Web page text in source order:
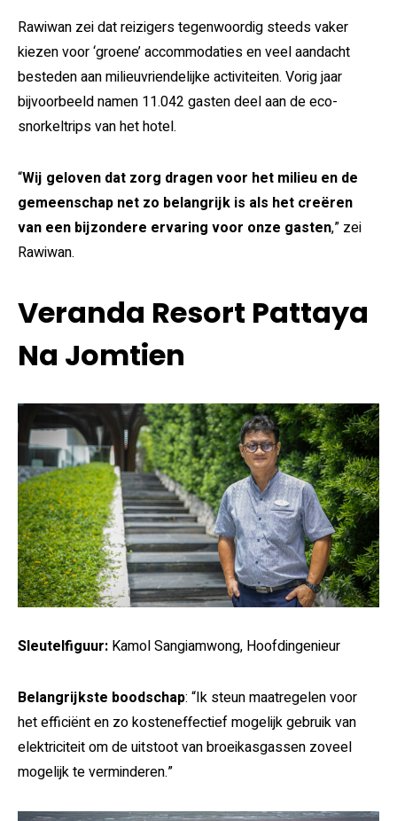
Rawiwan zei dat reizigers tegenwoordig steeds vaker
kiezen voor ‘groene’ accommodaties en veel aandacht
besteden aan milieuvriendelijke activiteiten. Vorig jaar
bijvoorbeeld namen 11.042 gasten deel aan de eco-
snorkeltrips van het hotel.
“Wij geloven dat zorg dragen voor het milieu en de
gemeenschap net zo belangrijk is als het creëren
van een bijzondere ervaring voor onze gasten,” zei
Rawiwan.
Veranda Resort Pattaya
Na Jomtien
Sleutelfiguur: Kamol Sangiamwong, Hoofdingenieur
Belangrijkste boodschap: “Ik steun maatregelen voor
het efficiënt en zo kosteneffectief mogelijk gebruik van
elektriciteit om de uitstoot van broeikasgassen zoveel
mogelijk te verminderen.”